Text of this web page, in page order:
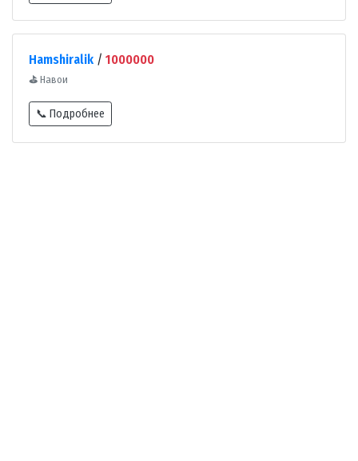
Hamshiralik / 1000000
⛳ Навои
📞 Подробнее